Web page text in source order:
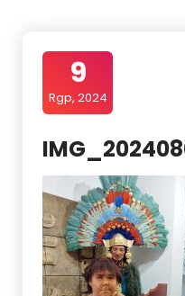
9
Rgp, 2024